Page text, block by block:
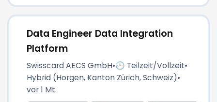
Data Engineer Data Integration
Platform
Swisscard AECS GmbH•🕗 Teilzeit/Vollzeit•
Hybrid (Horgen, Kanton Zürich, Schweiz)•
vor 1 Mt.